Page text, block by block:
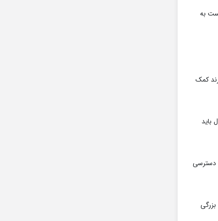
8 گیگ اصلا مناسب نیست به
کمک
باید
دسترسی
بزرگی